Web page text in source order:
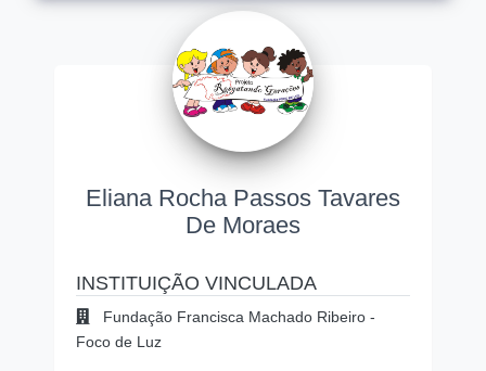
Eliana Rocha Passos Tavares
De Moraes
INSTITUIÇÃO VINCULADA
Fundação Francisca Machado Ribeiro -
Foco de Luz